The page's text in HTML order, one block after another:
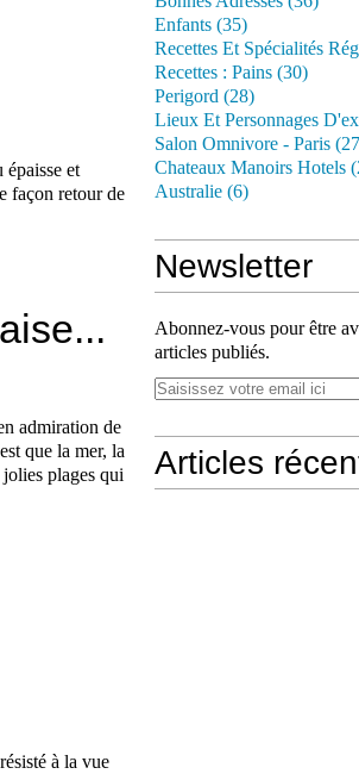
épaisse et
façon retour de
admiration de
que la mer, la
plages qui
à la vue
Enfants (35)
Recettes Et Spécialités
Recettes : Pains (30)
Perigord (28)
Lieux Et Personnages
Salon Omnivore - Paris
Chateaux Manoirs Hotels
Australie (6)
Newsletter
Abonnez-vous pour être
articles publiés.
Articles